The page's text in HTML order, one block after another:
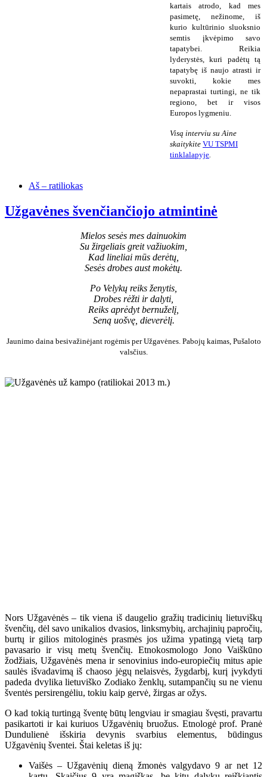
kartais atrodo, kad mes
pasimetę, nežinome, iš
kurio kultūrinio sluoksnio
semtis įkvėpimo savo
tapatybei. Reikia
lyderystės, kuri padėtų tą
tapatybę iš naujo atrasti ir
suvokti, kokie mes
nepaprastai turtingi, ne tik
regiono, bet ir visos
Europos lygmeniu.
Visą interviu su Aine
skaitykite VU TSPMI
tinklalapyje
Aš – ratiliokas
Užgavėnes švenčiančiojo atmintinė
Mielos sesės mes dainuokim
Su žirgeliais greit važiuokim,
Kad lineliai mūs derėtų,
Sesės drobes aust mokėtų.
Po Velykų reiks ženytis,
Drobes rėžti ir dalyti,
Reiks aprėdyt bernuželį,
Seną uošvę, dieverėlį.
Jaunimo daina besivažinėjant rogėmis per Užgavėnes. Pabojų kaimas, Pušaloto
valsčius.
Nors Užgavėnės – tik viena iš daugelio gražių tradicinių lietuviškų
švenčių, dėl savo unikalios dvasios, linksmybių, archajinių papročių,
burtų ir gilios mitologinės prasmės jos užima ypatingą vietą tarp
pavasario ir visų metų švenčių. Etnokosmologo Jono Vaiškūno
žodžiais, Užgavėnės mena ir senovinius indo-europiečių mitus apie
saulės išvadavimą iš chaoso jėgų nelaisvės, žygdarbį, kurį įvykdyti
padeda dvylika lietuviško Zodiako ženklų, sutampančių su ne vienu
šventės persirengėliu, tokiu kaip gervė, žirgas ar ožys.
O kad tokią turtingą šventę būtų lengviau ir smagiau švęsti, pravartu
pasikartoti ir kai kuriuos Užgavėnių bruožus. Etnologė prof. Pranė
Dundulienė išskiria devynis svarbius elementus, būdingus
Užgavėnių šventei. Štai keletas iš jų:
Vaišės – Užgavėnių dieną žmonės valgydavo 9 ar net 12